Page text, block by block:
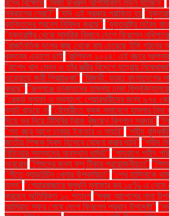
বন্ধে বিক্ষোভ "মির্জা ফখরুল আগামীকাল লন্ডন যাচ্ছেন"
সর্বকালের সেরা?" "যদি এই সরকার পরাজিত হয়
ব্যক্তিদের প্রবেশ নিষিদ্ধ করছে" "যুক্তরাষ্ট্র অবৈধ
"যুক্তরাষ্ট্র থেকে সামরিক বিমানে দেশে ফিরলেন
"রাজনৈতিক দলের কাছ থেকে নাম চেয়েছে ইসি গঠনের
বক্তব্য এড়াতে চাই "রাশিফল ২০২৪: এই বছরে
"রাশেদ খান মেনন ও তাঁর স্ত্রীর বিদেশে যাত্রায়
ওয়েনাডে জয়ী প্রিয়াঙ্কা" "রিজভী: ভারত বাংলাদেশের
করছে" "রূপগঞ্জে ডাকাতদের হামলায় ঢাকা
"রেকর্ড মুনাফা ও লভ্যাংশ: শেয়ারধারীদের জন্য ৯৭৫
ভ্যাট বাড়ছে না "রৌমারীতে কৃষক সমাবেশে হামলার
দিয়ে ভর দিয়ে টিসিবির ট্রাক খুঁজছেন বিল্লাল সরদার"
"শত বছর আগে ঢাকায় ইফতার ও সাহ্‌রি" "শহীদ
জাতীয় শিক্ষক দিবস হিসেবে ঘোষণা করার দাবি" "শহীদ
বিডিআর সদস্যদের অবস্থান ধর্মঘট" "শাহবাগে শহীদ
অবরোধ "শিশুদের জন্য ফ্লু টিকার প্রয়োজনীয়তা"
"শীতে ব্যাডমিন্টন খেলার উপকারিতা" "শেখ হাসিনাকে
তলব" "শেয়ারবাজারে মূলধনি মুনাফার কর ১৫% এ
করছেন অতিরিক্ত ১০ শতাংশ "সবুজ আপেলের নানা
আমিরাত সফর শেষে দেশে ফিরলেন প্রধান উপদেষ্টা"